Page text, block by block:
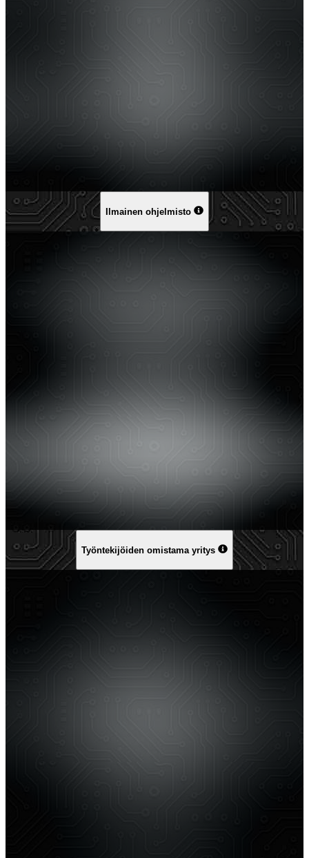
Ilmainen ohjelmisto
Työntekijöiden omistama yritys